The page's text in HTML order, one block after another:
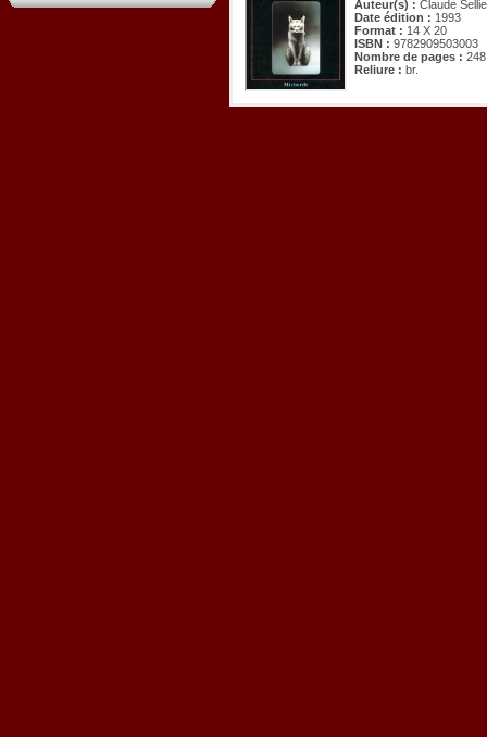
Auteur(s) : Claude
Date édition : 1993
Format : 14 X 20
ISBN : 9782909503003
Nombre de pages : 248
Reliure : br.